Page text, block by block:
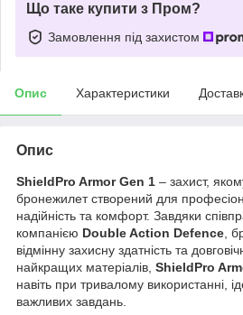
Що таке купити з Пром?
Замовлення під захистом
Опис Характеристики
Опис
ShieldPro Armor Gen 1 – захист,
бронежилет створений для
надійність та комфорт. Завдяки
компанією Double Action Defence ,
відмінну захисну здатність та
найкращих матеріалів, ShieldPro
навіть при тривалому використанні,
важливих завдань.